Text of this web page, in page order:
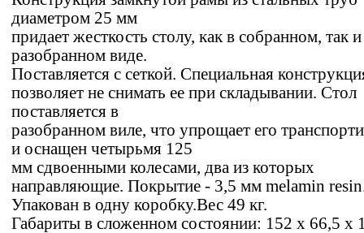
диаметром 25 мм
придает жесткость столу, как в собранном, так
разобранном виде.
Поставляется с сеткой. Специальная
позволяет не снимать ее при складывании. Стол
поставляется в
разобранном виле, что упрощает его
и оснащен четырьмя 125
мм сдвоенными колесами, два из которых
направляющие. Покрытие - 3,5 мм melamin
Упакован в одну коробку.Вес 49 кг.
Габариты в сложенном состоянии: 152 х 66,5 х